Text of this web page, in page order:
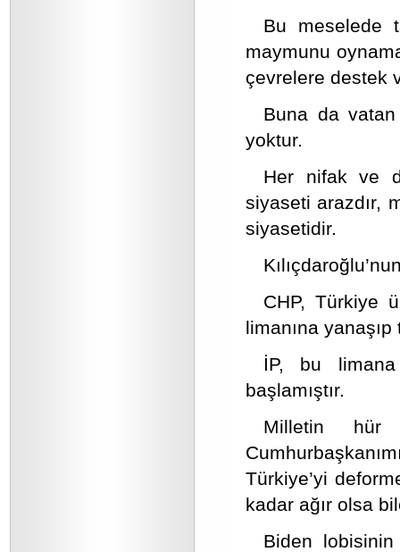
Bu meselede
maymunu
çevrelere destek
Buna da
yoktur.
Her nifak ve
siyaseti arazdır,
siyasetidir.
CHP, Türkiye
limanına
İP, bu
başlamıştır.
Milletin hür
Türkiye’yi
kadar ağır olsa
Biden